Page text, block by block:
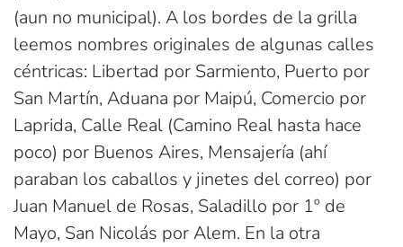
(aun no municipal). A los bordes de la grilla
leemos nombres originales de algunas calles
céntricas: Libertad por Sarmiento, Puerto por
San Martín, Aduana por Maipú, Comercio por
Laprida, Calle Real (Camino Real hasta hace
poco) por Buenos Aires, Mensajería (ahí
paraban los caballos y jinetes del correo) por
Juan Manuel de Rosas, Saladillo por 1º de
Mayo, San Nicolás por Alem. En la otra